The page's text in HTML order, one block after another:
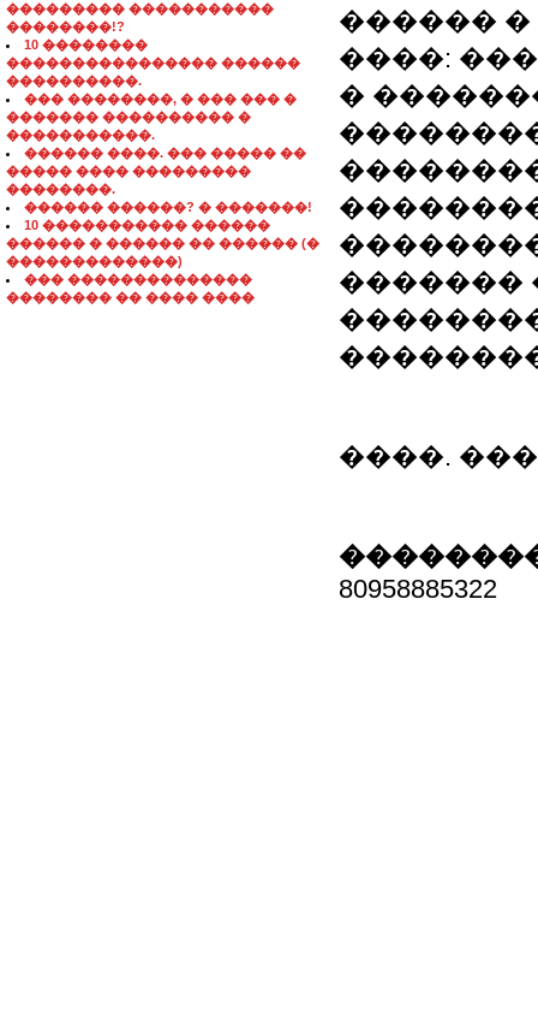
��������� �����������
��������!?
10 ��������
���������������� ������
����������.
��� ��������, � ��� ��� �
������� ���������� �
�����������.
������ ����. ��� ����� ��
����� ���� ���������
��������.
������ ������? � �������!
10 ����������� ������
������ � ������ �� ������ (�
�������������)
��� ��������������
�������� �� ���� ����
������ �
����:
�
�������
����. ���.:
80958885322